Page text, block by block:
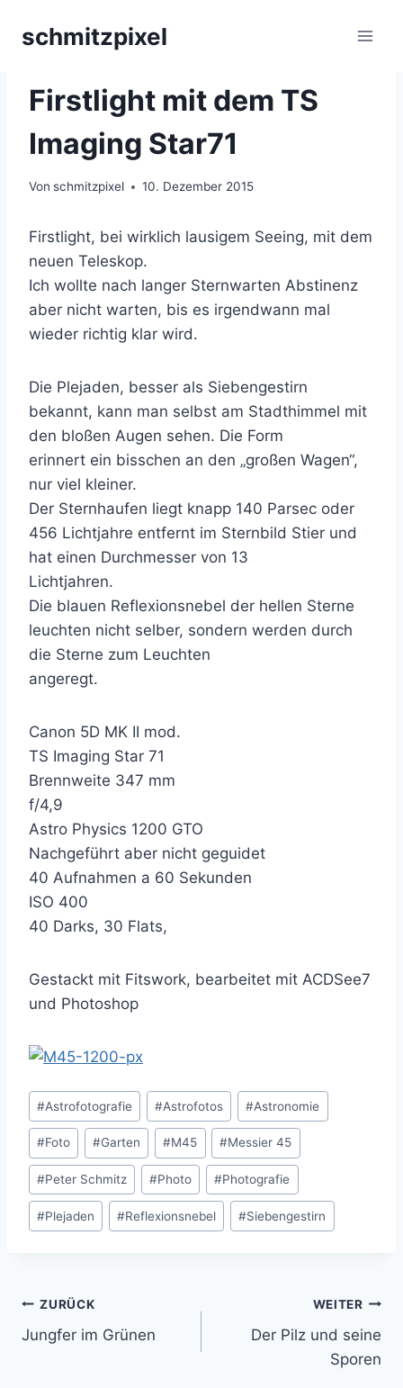
Inhaltschmitzpixel
Firstlight mit dem TS
Imaging Star71
Von schmitzpixel 10. Dezember 2015
Firstlight, bei wirklich lausigem Seeing, mit dem
neuen Teleskop.
Ich wollte nach langer Sternwarten Abstinenz
aber nicht warten, bis es irgendwann mal
wieder richtig klar wird.
Die Plejaden, besser als Siebengestirn
bekannt, kann man selbst am Stadthimmel mit
den bloßen Augen sehen. Die Form
erinnert ein bisschen an den „großen Wagen“,
nur viel kleiner.
Der Sternhaufen liegt knapp 140 Parsec oder
456 Lichtjahre entfernt im Sternbild Stier und
hat einen Durchmesser von 13
Lichtjahren.
Die blauen Reflexionsnebel der hellen Sterne
leuchten nicht selber, sondern werden durch
die Sterne zum Leuchten
angeregt.
Canon 5D MK II mod.
TS Imaging Star 71
Brennweite 347 mm
f/4,9
Astro Physics 1200 GTO
Nachgeführt aber nicht geguidet
40 Aufnahmen a 60 Sekunden
ISO 400
40 Darks, 30 Flats,
Gestackt mit Fitswork, bearbeitet mit ACDSee7
und Photoshop
Schlagworte:
#Astrofotografie #Astrofotos #Astronomie
#Foto #Garten #M45 #Messier 45
#Peter Schmitz #Photo #Photografie
#Plejaden #Reflexionsnebel #Siebengestirn
Beitragsnavigation
ZURÜCK
Jungfer im Grünen
WEITER
Der Pilz und seine
Sporen